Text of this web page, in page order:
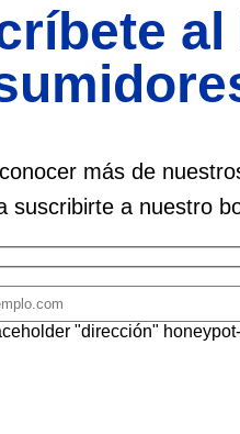
más de
suscribirte a nuestro
"dirección"